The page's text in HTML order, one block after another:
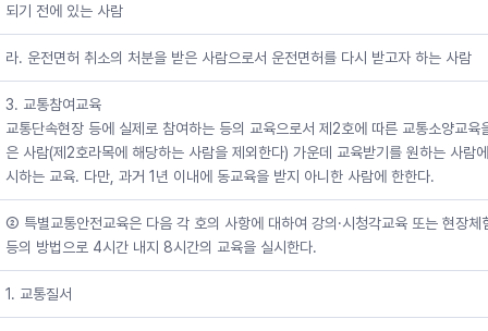
되기 전에 있는 사람
라. 운전면허 취소의 처분을 받은 사람으로서 운전면허를 다시 받고자 하는 사람
3. 교통참여교육
교통단속현장 등에 실제로 참여하는 등의 교육으로서 제2호에 따른 교통소양교육
은 사람(제2호라목에 해당하는 사람을 제외한다) 가운데 교육받기를 원하는 사람
시하는 교육. 다만, 과거 1년 이내에 동교육을 받지 아니한 사람에 한한다.
② 특별교통안전교육은 다음 각 호의 사항에 대하여 강의·시청각교육 또는 현장체
등의 방법으로 4시간 내지 8시간의 교육을 실시한다.
1. 교통질서